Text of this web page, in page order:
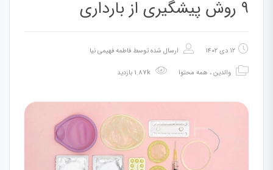
۹ روش پیشگیری از بارداری
۱۲ دی ۱۴۰۲ ارسال شده توسط فاطمه فهیمی نیا
والدین، همه محتوا